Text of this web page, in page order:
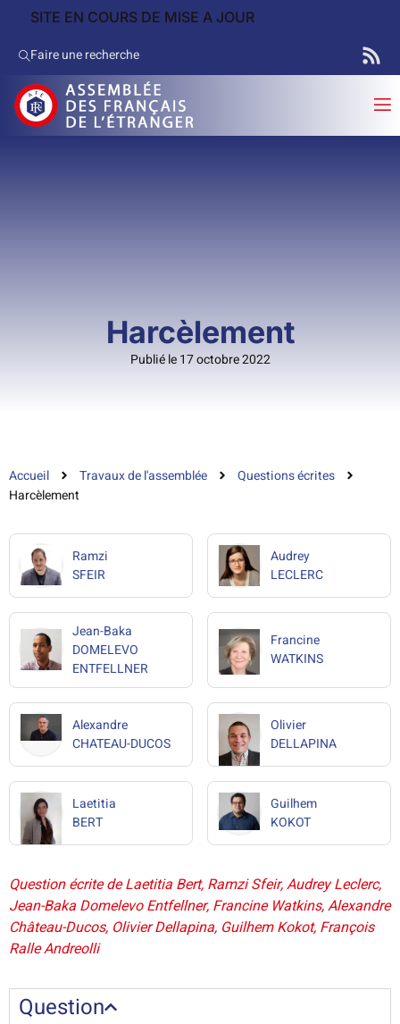
SITE EN COURS DE MISE A JOUR
Faire une recherche
Harcèlement
Publié le 17 octobre 2022
Accueil Travaux de l'assemblée
Questions écrites
Harcèlement
Ramzi
SFEIR
Audrey
LECLERC
Jean-Baka
DOMELEVO
ENTFELLNER
Francine
WATKINS
Alexandre
CHATEAU-DUCOS
Olivier
DELLAPINA
Laetitia
BERT
Guilhem
KOKOT
Question écrite de Laetitia Bert, Ramzi Sfeir, Audrey Leclerc,
Jean-Baka Domelevo Entfellner, Francine Watkins, Alexandre
Château-Ducos, Olivier Dellapina, Guilhem Kokot, François
Ralle Andreolli
Question